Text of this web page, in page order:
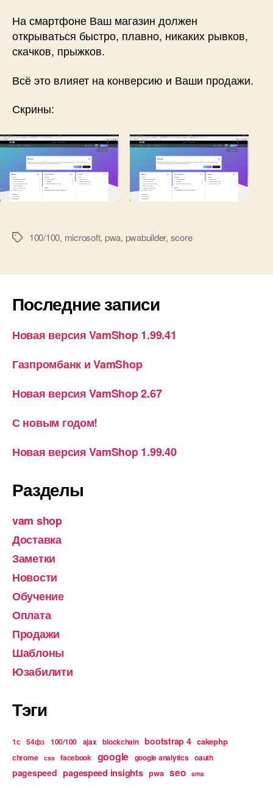
На смартфоне Ваш магазин должен
открываться быстро, плавно, никаких рывков,
скачков, прыжков.
Всё это влияет на конверсию и Ваши продажи.
Скрины:
Метки100/100, microsoft, pwa, pwabuilder, score
Последние записи
Новая версия VamShop 1.99.41
Газпромбанк и VamShop
Новая версия VamShop 2.67
С новым годом!
Новая версия VamShop 1.99.40
Разделы
vam shop
Доставка
Заметки
Новости
Обучение
Оплата
Продажи
Шаблоны
Юзабилити
Тэги
1с 54фз 100/100 ajax blockchain bootstrap 4 cakephp
chrome css facebook google google analytics oauth
pagespeed pagespeed insights pwa seo sms